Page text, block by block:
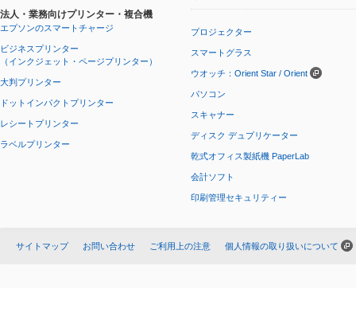
法人・業務向けプリンター・複合機
エプソンのスマートチャージ
ビジネスプリンター
（インクジェット・ページプリンター）
大判プリンター
ドットインパクトプリンター
レシートプリンター
ラベルプリンター
プロジェクター
スマートグラス
ウオッチ：Orient Star / Orient
パソコン
スキャナー
ディスク デュプリケーター
乾式オフィス製紙機 PaperLab
会計ソフト
印刷管理セキュリティー
サイトマップ お問い合わせ ご利用上の注意 個人情報の取り扱いについて